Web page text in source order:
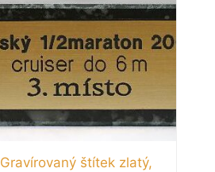
Gravírovaný štítek zlatý,